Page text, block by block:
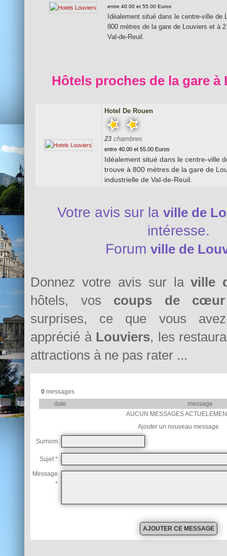
entre 40.00 et 55.00 Euros
Idéalement situé dans le centre-ville
800 mètres de la gare de Louviers et à
Val-de-Reuil.
Hôtels proches de la gare à
Hotel De Rouen
23 chambres
entre 40.00 et 55.00 Euros
Idéalement situé dans le centre-ville
trouve à 800 mètres de la gare de
industrielle de Val-de-Reuil.
Votre avis sur la ville de
intéresse.
Forum ville de
Donnez votre avis sur laville
hôtels, vos coups de cœur
surprises, ce que vous avez
apprécié à Louviers, les
attractions à ne pas rater ...
0messages
date
message
AUCUN MESSAGES
Ajouter un nouveau message
Surnom
Sujet *
Message
*